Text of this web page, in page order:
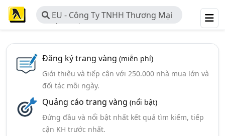
EU - Công Ty TNHH Thương Mại
& Sản Xuất Bia EU
Đăng ký trang vàng (miễn phí)
Giới thiệu và tiếp cận với 250.000 nhà mua lớn và
đối tác mỗi ngày.
Quảng cáo trang vàng (nổi bật)
Đứng đầu và nổi bật nhất kết quả tìm kiếm, tiếp
cận KH trước nhất.